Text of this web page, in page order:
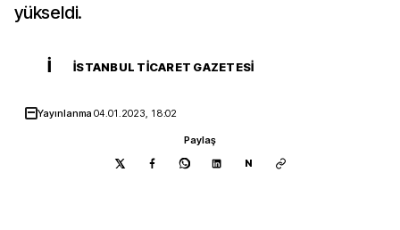
yükseldi.
İ İSTANBUL TICARET GAZETESI
Yayınlanma04.01.2023, 18:02
Paylaş
N